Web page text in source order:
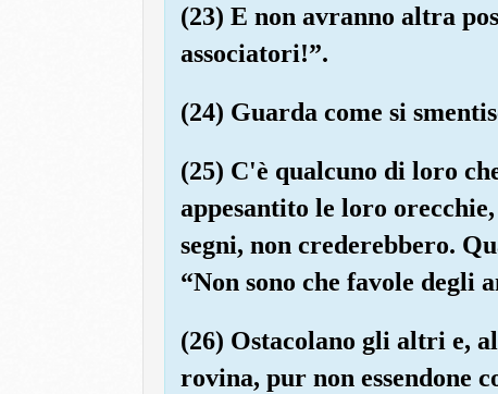
(23) E non avranno altra
associatori!”.
(24) Guarda come si
(25) C'è qualcuno di loro
appesantito le loro orecchie,
segni, non crederebbero.
“Non sono che favole degli
(26) Ostacolano gli altri e,
rovina, pur non essendone